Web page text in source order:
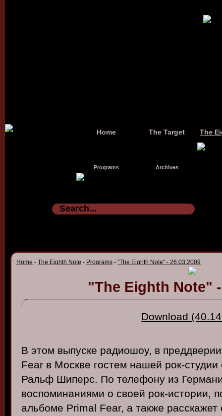
Home The Target The
Programs Archives
Home - The Eighth Note - Programs - "The Eighth Note" - 26.03.2009
"The Eighth Note"
Download
В этом выпуске радиошоу, в преддверии
Fear в Москве гостем нашей рок-студии
Ральф Шиперс. По телефону из
воспоминаниями о своей рок-истории,
альбоме Primal Fear, а также расскажет